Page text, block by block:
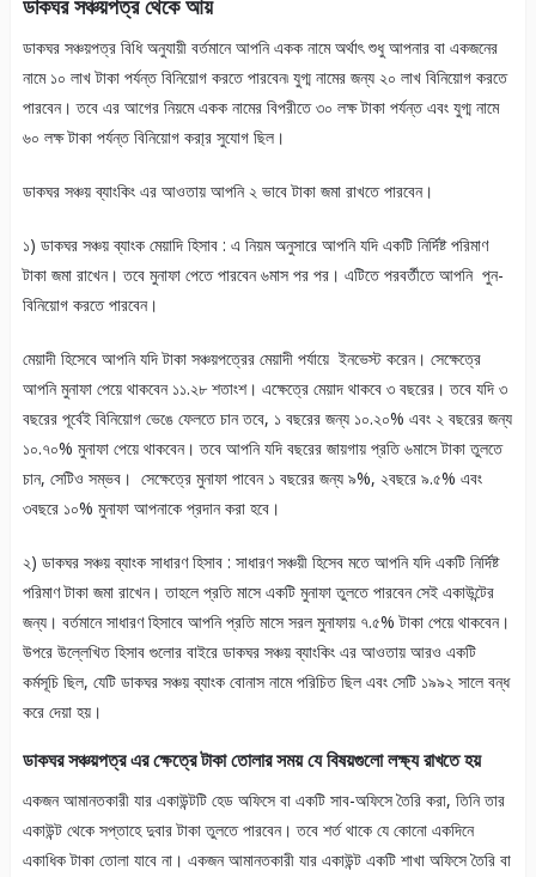
ডাকঘর সঞ্চয়পত্র থেকে আয়
ডাকঘর সঞ্চয়পত্র বিধি অনুযায়ী বর্তমানে আপনি একক নামে অর্থাৎ শুধু আপনার বা একজনের
নামে ১০ লাখ টাকা পর্যন্ত বিনিয়োগ করতে পারবেন৷ যুগ্ম নামের জন্য ২০ লাখ বিনিয়োগ করতে
পারবেন। তবে এর আগের নিয়মে একক নামের বিপরীতে ৩০ লক্ষ টাকা পর্যন্ত এবং যুগ্ম নামে
৬০ লক্ষ টাকা পর্যন্ত বিনিয়োগ করা্র সুযোগ ছিল।
ডাকঘর সঞ্চয় ব্যাংকিং এর আওতায় আপনি ২ ভাবে টাকা জমা রাখতে পারবেন।
১) ডাকঘর সঞ্চয় ব্যাংক মেয়াদি হিসাব : এ নিয়ম অনুসারে আপনি যদি একটি নির্দিষ্ট পরিমাণ
টাকা জমা রাখেন। তবে মুনাফা পেতে পারবেন ৬মাস পর পর। এটিতে পরবর্তীতে আপনি পুন-
বিনিয়োগ করতে পারবেন।
মেয়াদী হিসেবে আপনি যদি টাকা সঞ্চয়পত্রের মেয়াদী পর্যায়ে ইনভেস্ট করেন। সেক্ষেত্রে
আপনি মুনাফা পেয়ে থাকবেন ১১.২৮ শতাংশ। এক্ষেত্রে মেয়াদ থাকবে ৩ বছরের। তবে যদি ৩
বছরের পূর্বেই বিনিয়োগ ভেঙে ফেলতে চান তবে, ১ বছরের জন্য ১০.২০% এবং ২ বছরের জন্য
১০.৭০% মুনাফা পেয়ে থাকবেন। তবে আপনি যদি বছরের জায়গায় প্রতি ৬মাসে টাকা তুলতে
চান, সেটিও সম্ভব। সেক্ষেত্রে মুনাফা পাবেন ১ বছরের জন্য ৯%, ২বছরে ৯.৫% এবং
৩বছরে ১০% মুনাফা আপনাকে প্রদান করা হবে।
২) ডাকঘর সঞ্চয় ব্যাংক সাধারণ হিসাব : সাধারণ সঞ্চয়ী হিসেব মতে আপনি যদি একটি নির্দিষ্ট
পরিমাণ টাকা জমা রাখেন। তাহলে প্রতি মাসে একটি মুনাফা তুলতে পারবেন সেই একাউন্টের
জন্য। বর্তমানে সাধারণ হিসাবে আপনি প্রতি মাসে সরল মুনাফায় ৭.৫% টাকা পেয়ে থাকবেন।
উপরে উল্লেখিত হিসাব গুলোর বাইরে ডাকঘর সঞ্চয় ব্যাংকিং এর আওতায় আরও একটি
কর্মসূচি ছিল, যেটি ডাকঘর সঞ্চয় ব্যাংক বোনাস নামে পরিচিত ছিল এবং সেটি ১৯৯২ সালে বন্ধ
করে দেয়া হয়।
ডাকঘর সঞ্চয়পত্র এর ক্ষেত্রে টাকা তোলার সময় যে বিষয়গুলো লক্ষ্য রাখতে হয়
একজন আমানতকারী যার একাউন্টটি হেড অফিসে বা একটি সাব-অফিসে তৈরি করা, তিনি তার
একাউন্ট থেকে সপ্তাহে দুবার টাকা তুলতে পারবেন। তবে শর্ত থাকে যে কোনো একদিনে
একাধিক টাকা তোলা যাবে না। একজন আমানতকারী যার একাউন্ট একটি শাখা অফিসে তৈরি বা